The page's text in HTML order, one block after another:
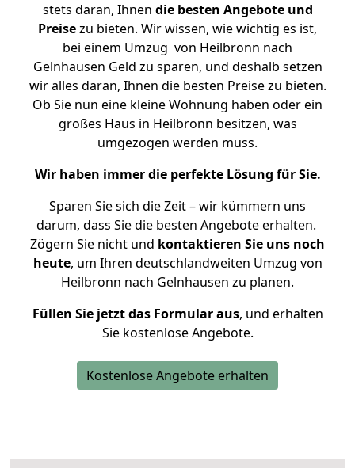
stets daran, Ihnen die besten Angebote und
Preisezu bieten. Wir wissen, wie wichtig es ist,
bei einem Umzug von Heilbronn nach
Gelnhausen Geld zu sparen, und deshalb setzen
wir alles daran, Ihnen die besten Preise zu bieten.
Ob Sie nun eine kleine Wohnung haben oder ein
großes Haus in Heilbronn besitzen, was
umgezogen werden muss.
Wir haben immer die perfekte Lösung für Sie.
Sparen Sie sich die Zeit – wir kümmern uns
darum, dass Sie die besten Angebote erhalten.
Zögern Sie nicht und kontaktieren Sie uns noch
heute, um Ihren deutschlandweiten Umzug von
Heilbronn nach Gelnhausen zu planen.
Füllen Sie jetzt das Formular aus, und erhalten
Sie kostenlose Angebote.
Kostenlose Angebote erhalten